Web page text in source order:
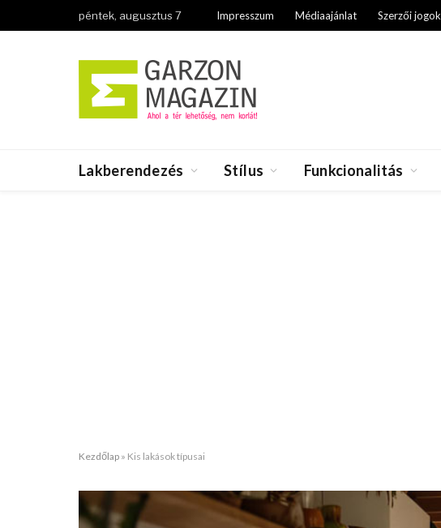
péntek, augusztus 7 Impresszum Médiaajánlat Szerzői jogok
Lakberendezés Stílus Funkcionalitás
Kezdőlap » Kis lakások típusai